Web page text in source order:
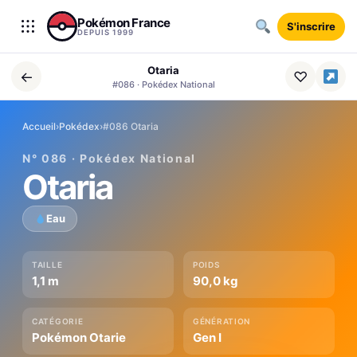
Aller au contenu
Pokémon France
DEPUIS 1999 S'inscrire
← Otaria
#086 · Pokédex National ♡
Accueil›Pokédex›#086 Otaria
N° 086 · Pokédex National
Otaria
Eau
TAILLE
1,1 m
POIDS
90,0 kg
CATÉGORIE
Pokémon Otarie
GÉNÉRATION
Gen I